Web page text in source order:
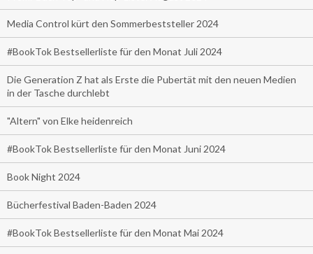
Media Control kürt den Sommerbeststeller 2024
#BookTok Bestsellerliste für den Monat Juli 2024
Die Generation Z hat als Erste die Pubertät mit den neuen Medien
in der Tasche durchlebt
"Altern" von Elke heidenreich
#BookTok Bestsellerliste für den Monat Juni 2024
Book Night 2024
Bücherfestival Baden-Baden 2024
#BookTok Bestsellerliste für den Monat Mai 2024